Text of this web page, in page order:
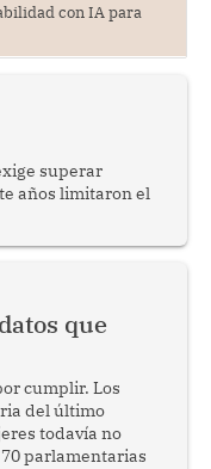
con IA para
superar
años limitaron el
que
cumplir. Los
del último
todavía no
parlamentarias